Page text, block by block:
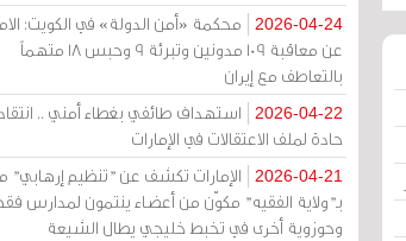
2026-04-24
محكمة «أمن الدولة» في الكويت:
عن معاقبة 109 مدونين وتبرئة 9 وحبس 18 متهماً
بالتعاطف مع إيران
2026-04-22
استهداف طائفي بغطاء أمني ..
حادة لملف الاعتقالات في الإمارات
2026-04-21
الإمارات تكشف عن "تنظيم إرهابي"
بـ"ولاية الفقيه" مكوّن من أعضاء ينتمون لمدارس
وحوزوية أخرى في تخبط خليجي يطال الشيعة